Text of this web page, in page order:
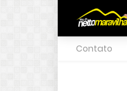
Contato